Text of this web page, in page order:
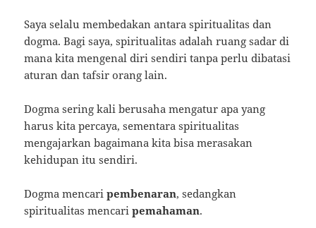
Saya selalu membedakan antara spiritualitas dan
dogma. Bagi saya, spiritualitas adalah ruang sadar di
mana kita mengenal diri sendiri tanpa perlu dibatasi
aturan dan tafsir orang lain.
Dogma sering kali berusaha mengatur apa yang
harus kita percaya, sementara spiritualitas
mengajarkan bagaimana kita bisa merasakan
kehidupan itu sendiri.
Dogma mencaripembenaran, sedangkan
spiritualitas mencaripemahaman.